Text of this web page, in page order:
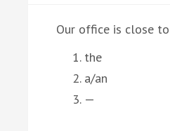
Our office is close to
the
a/an
—